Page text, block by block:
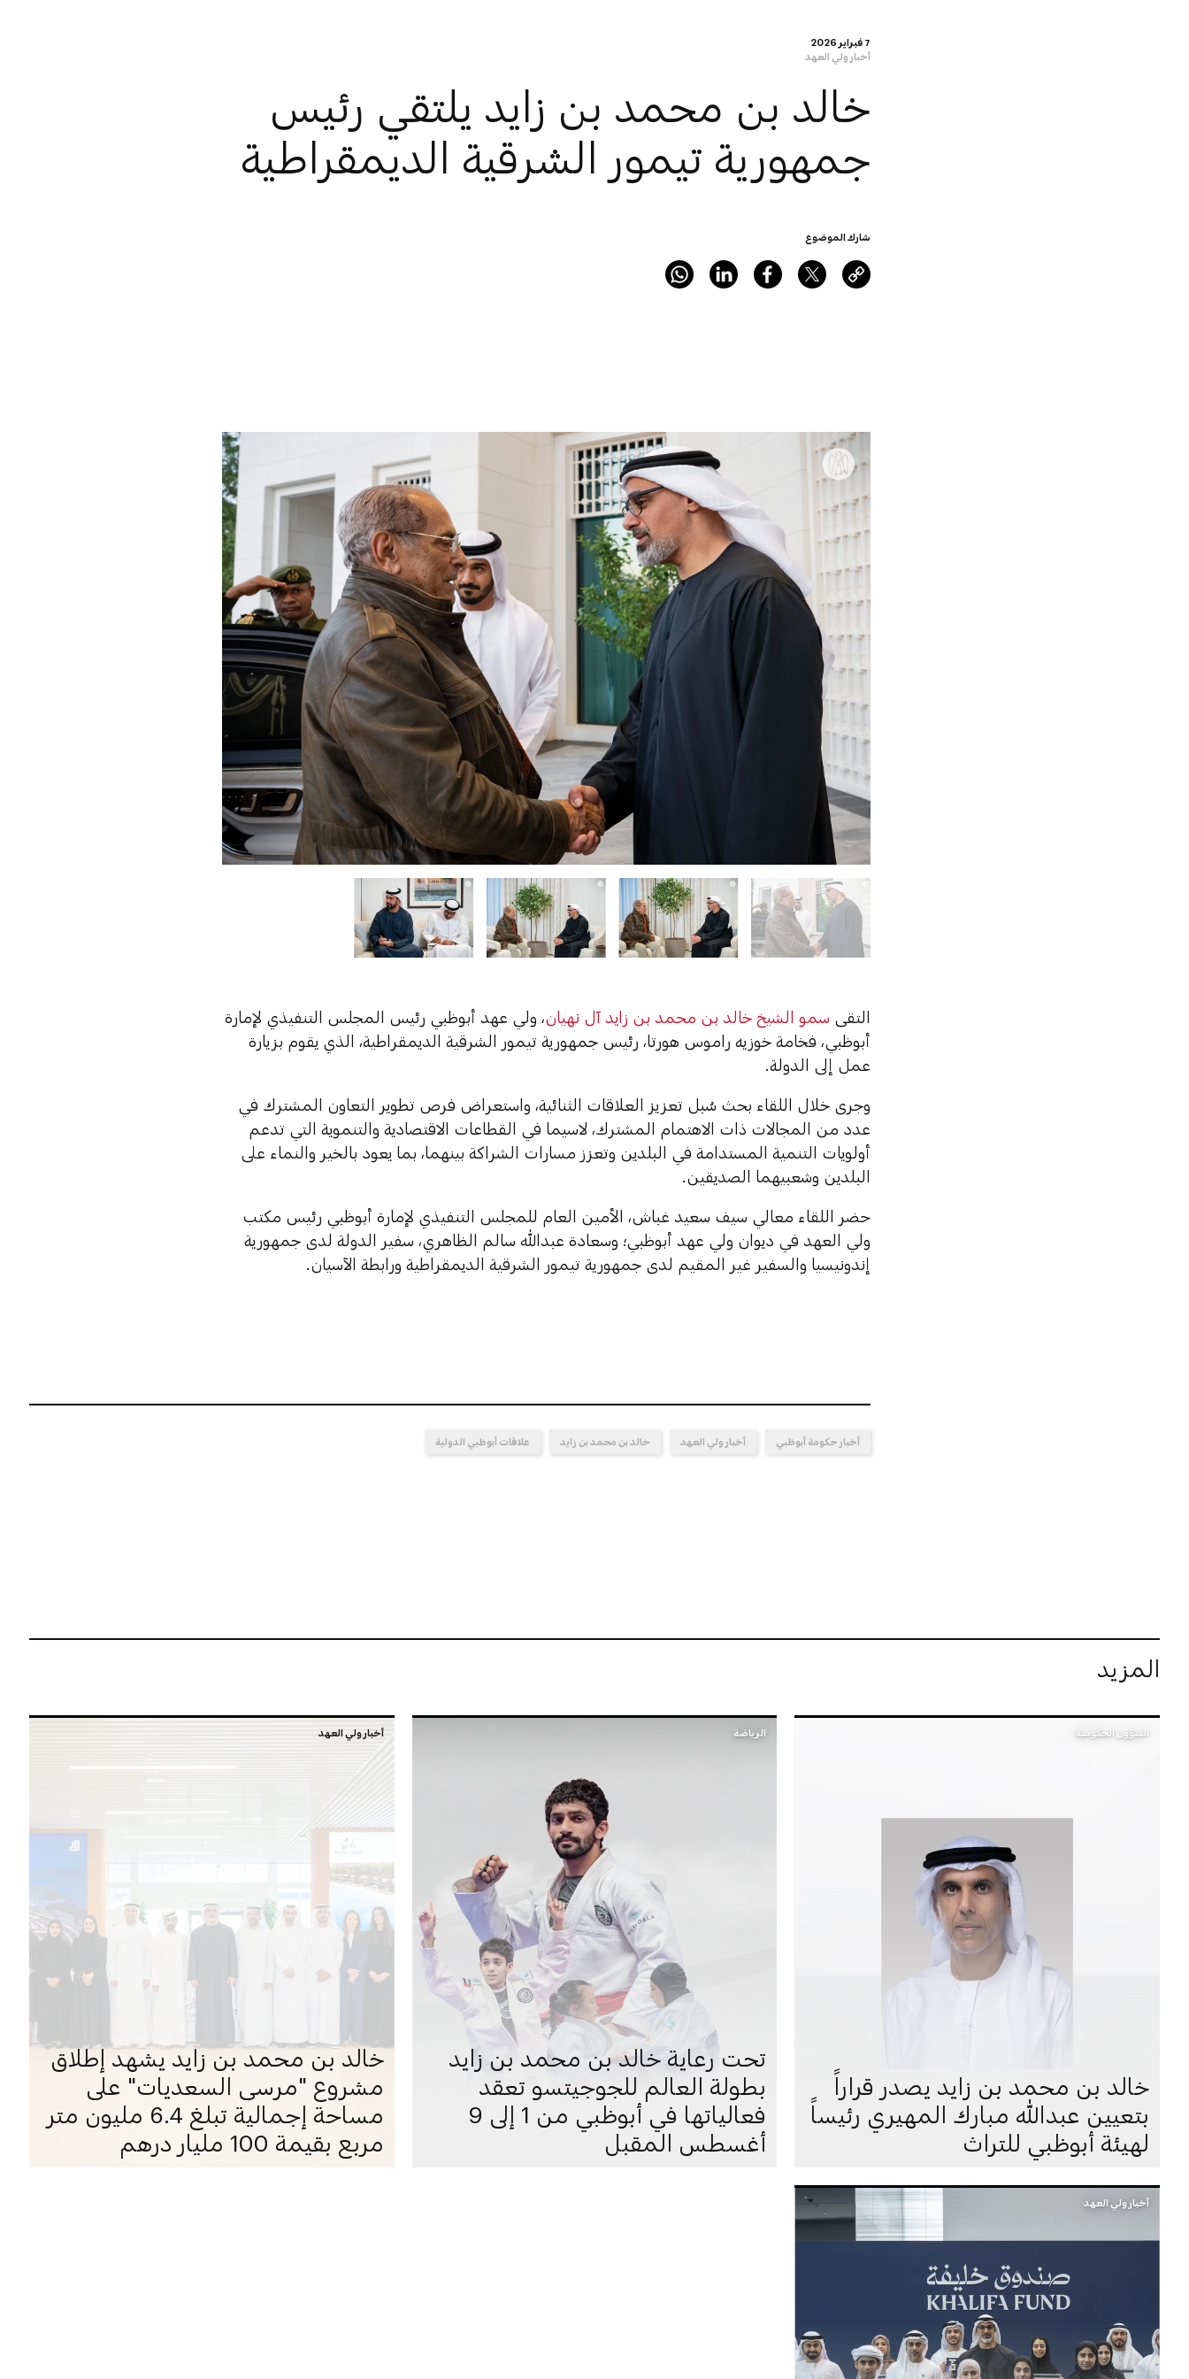
7 فبراير 2026
أخبار ولي العهد
خالد بن محمد بن زايد يلتقي رئيس
جمهورية تيمور الشرقية الديمقراطية
شارك الموضوع
التقى سمو الشيخ خالد بن محمد بن زايد آل نهيان، ولي عهد أبوظبي رئيس المجلس التنفيذي لإمارة
أبوظبي، فخامة خوزيه راموس هورتا، رئيس جمهورية تيمور الشرقية الديمقراطية، الذي يقوم بزيارة
عمل إلى الدولة.
وجرى خلال اللقاء بحث سُبل تعزيز العلاقات الثنائية، واستعراض فرص تطوير التعاون المشترك في
عدد من المجالات ذات الاهتمام المشترك، لاسيما في القطاعات الاقتصادية والتنموية التي تدعم
أولويات التنمية المستدامة في البلدين وتعزز مسارات الشراكة بينهما، بما يعود بالخير والنماء على
البلدين وشعبيهما الصديقين.
حضر اللقاء معالي سيف سعيد غباش، الأمين العام للمجلس التنفيذي لإمارة أبوظبي رئيس مكتب
ولي العهد في ديوان ولي عهد أبوظبي؛ وسعادة عبدالله سالم الظاهري، سفير الدولة لدى جمهورية
إندونيسيا والسفير غير المقيم لدى جمهورية تيمور الشرقية الديمقراطية ورابطة الآسيان.
أخبار حكومة أبوظبي أخبار ولي العهد خالد بن محمد بن زايد علاقات أبوظبي الدولية
المزيد
الشؤون الحكومية
خالد بن محمد بن زايد يصدر قراراً
بتعيين عبدالله مبارك المهيري رئيساً
لهيئة أبوظبي للتراث
الرياضة
تحت رعاية خالد بن محمد بن زايد
بطولة العالم للجوجيتسو تعقد
فعالياتها في أبوظبي من 1 إلى 9
أغسطس المقبل
أخبار ولي العهد
خالد بن محمد بن زايد يشهد إطلاق
مشروع "مرسى السعديات" على
مساحة إجمالية تبلغ 6.4 مليون متر
مربع بقيمة 100 مليار درهم
أخبار ولي العهد